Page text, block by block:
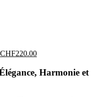
CHF220.00
Harmonie et